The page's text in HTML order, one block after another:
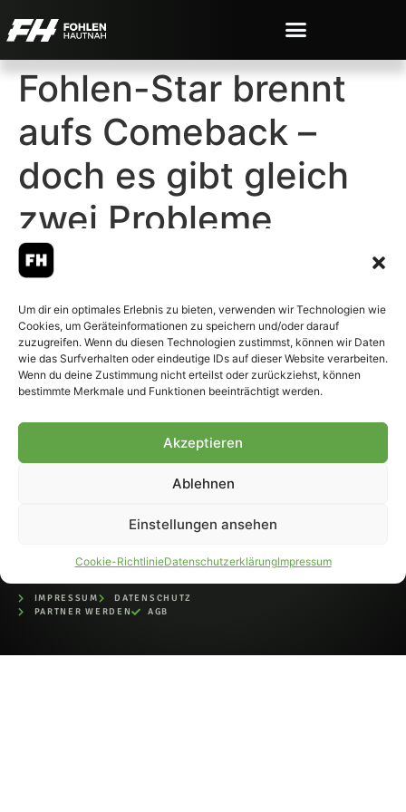
Um dir ein optimales Erlebnis zu bieten, verwenden wir Technologien wie
Cookies, um Geräteinformationen zu speichern und/oder darauf
zuzugreifen. Wenn du diesen Technologien zustimmst, können wir Daten
wie das Surfverhalten oder eindeutige IDs auf dieser Website verarbeiten.
Wenn du deine Zustimmung nicht erteilst oder zurückziehst, können
bestimmte Merkmale und Funktionen beeinträchtigt werden.
Akzeptieren
Ablehnen
Einstellungen ansehen
Cookie-RichtlinieDatenschutzerklärungImpressum
Fohlen-Star brennt
aufs Comeback –
doch es gibt gleich
zwei Probleme
© 2007-2026 Fohlen-Hautnah.de
– Alle rechte vorbehalten.
Fohlen-Hautnah.de ist ein
offiziell eingetragenes Magazin
IMPRESSUM
DATENSCHUTZ
PARTNER WERDEN
AGB